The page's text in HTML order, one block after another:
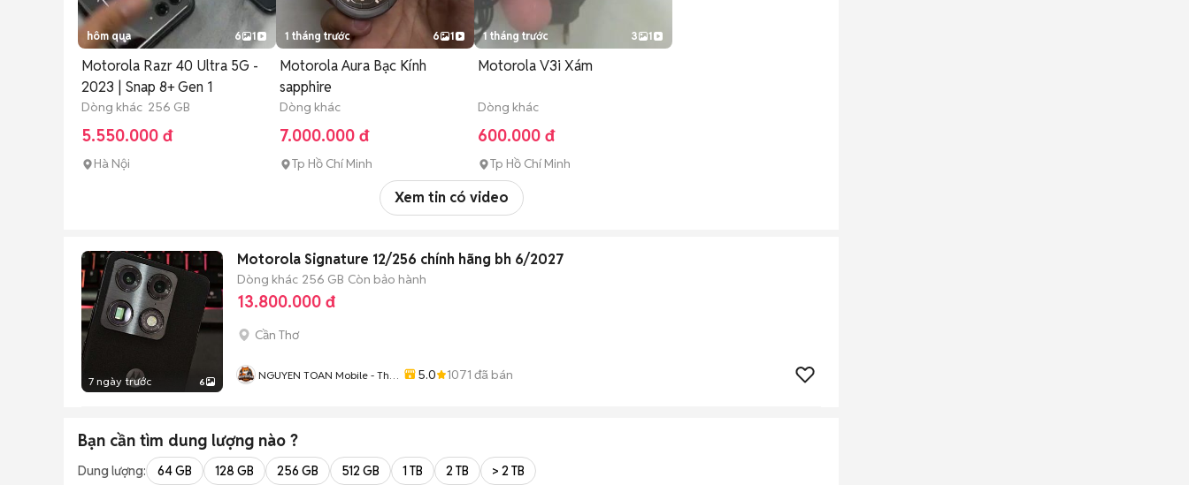
hôm qua 6 1
Motorola Razr 40 Ultra 5G -
2023 | Snap 8+ Gen 1
Dòng khác 256 GB
5.550.000 đ
Hà Nội
1 tháng trước 6 1
Motorola Aura Bạc Kính
sapphire
Dòng khác
7.000.000 đ
Tp Hồ Chí Minh
1 tháng trước 3 1
Motorola V3i Xám
Dòng khác
600.000 đ
Tp Hồ Chí Minh
Xem tin có video
7 ngày trước 6
Motorola Signature 12/256 chính hãng bh 6/2027
Dòng khác 256 GB Còn bảo hành
13.800.000 đ
Cần Thơ
NGUYEN TOAN Mobile - Thu
5.0 1071 đã bán
Bạn cần tìm dung lượng nào ?
Dung lượng: 64 GB 128 GB 256 GB 512 GB 1 TB 2 TB > 2 TB